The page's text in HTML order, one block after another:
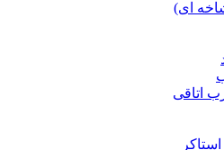
ای)
اتاقی